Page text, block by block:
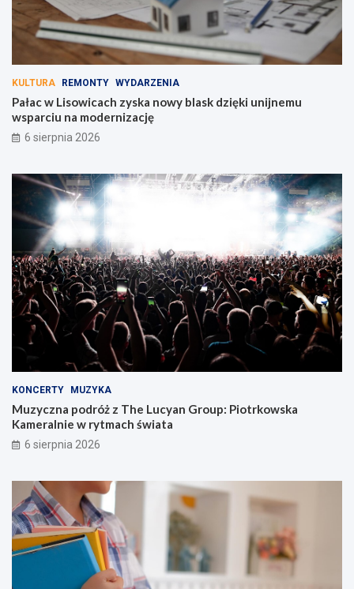
KULTURA REMONTY WYDARZENIA
Pałac w Lisowicach zyska nowy blask dzięki unijnemu
wsparciu na modernizację
6 sierpnia 2026
KONCERTY MUZYKA
Muzyczna podróż z The Lucyan Group: Piotrkowska
Kameralnie w rytmach świata
6 sierpnia 2026